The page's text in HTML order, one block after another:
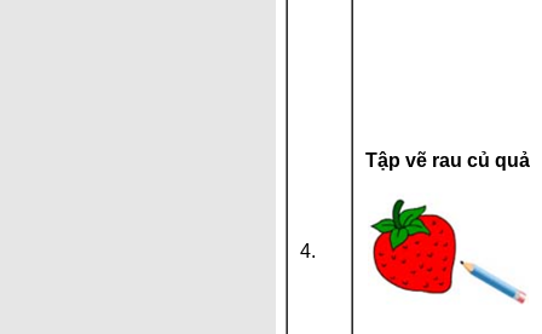
4.
Tập vẽ rau củ quả